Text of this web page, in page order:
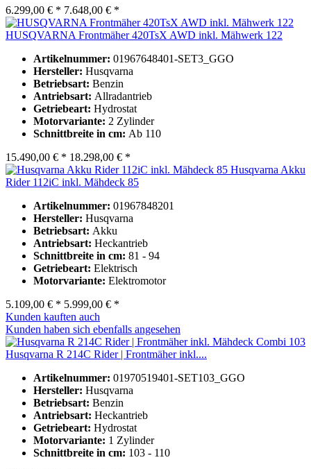
6.299,00 € * 7.648,00 € *
HUSQVARNA Frontmäher 420TsX AWD inkl. Mähwerk 122
Artikelnummer: 01967648401-SET3_GGO
Hersteller: Husqvarna
Betriebsart: Benzin
Antriebsart: Allradantrieb
Getriebeart: Hydrostat
Motorvariante: 2 Zylinder
Schnittbreite in cm: Ab 110
15.490,00 € * 18.298,00 € *
Husqvarna Akku
Rider 112iC inkl. Mähdeck 85
Artikelnummer: 01967848201
Hersteller: Husqvarna
Betriebsart: Akku
Antriebsart: Heckantrieb
Schnittbreite in cm: 81 - 94
Getriebeart: Elektrisch
Motorvariante: Elektromotor
5.109,00 € * 5.999,00 € *
Kunden kauften auch
Kunden haben sich ebenfalls angesehen
Husqvarna R 214C Rider | Frontmäher inkl....
Artikelnummer: 01970519401-SET103_GGO
Hersteller: Husqvarna
Betriebsart: Benzin
Antriebsart: Heckantrieb
Getriebeart: Hydrostat
Motorvariante: 1 Zylinder
Schnittbreite in cm: 103 - 110